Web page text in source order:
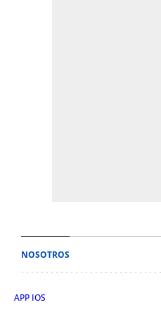
NOSOTROS
APP IOS